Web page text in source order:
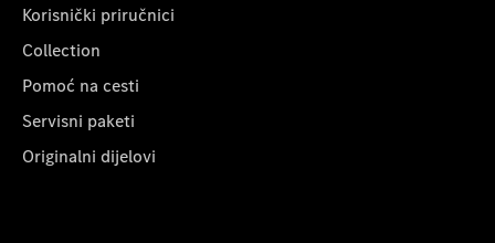
Korisnički priručnici
Collection
Pomoć na cesti
Servisni paketi
Originalni dijelovi